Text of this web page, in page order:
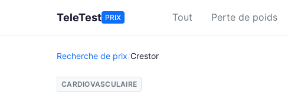
TeleTest PRIX Tout Perte de poids
Recherche de prix/Crestor
CARDIOVASCULAIRE